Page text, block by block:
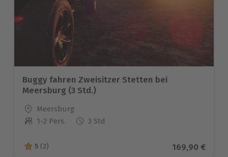
Buggy fahren Zweisitzer Stetten bei
Meersburg (3 Std.)
Standort
Meersburg
Anzahl der Teilnehmer
1-2 Pers. 3 Std
5 von 5 Sternen basierend auf 2 Bewertungen
5 (2) Aktueller
169,90 €